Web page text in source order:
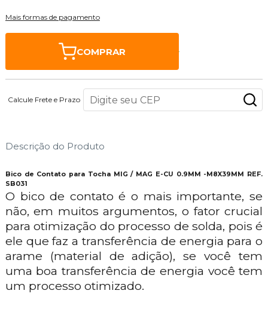
Mais formas de pagamento
COMPRAR
Calcule Frete e Prazo
Descrição do Produto
Bico de Contato para Tocha MIG / MAG E-CU 0.9MM -M8X39MM REF.
SB031
O bico de contato é o mais importante, se
não, em muitos argumentos, o fator crucial
para otimização do processo de solda, pois é
ele que faz a transferência de energia para o
arame (material de adição), se você tem
uma boa transferência de energia você tem
um processo otimizado.